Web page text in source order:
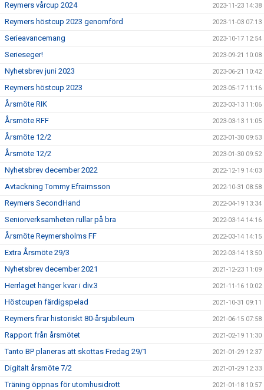
Reymers vårcup 2024 2023-11-23 14:38
Reymers höstcup 2023 genomförd 2023-11-03 07:13
Serieavancemang 2023-10-17 12:54
Serieseger! 2023-09-21 10:08
Nyhetsbrev juni 2023 2023-06-21 10:42
Reymers höstcup 2023 2023-05-17 11:16
Årsmöte RIK 2023-03-13 11:06
Årsmöte RFF 2023-03-13 11:05
Årsmöte 12/2 2023-01-30 09:53
Årsmöte 12/2 2023-01-30 09:52
Nyhetsbrev december 2022 2022-12-19 14:03
Avtackning Tommy Efraimsson 2022-10-31 08:58
Reymers SecondHand 2022-04-19 13:34
Seniorverksamheten rullar på bra 2022-03-14 14:16
Årsmöte Reymersholms FF 2022-03-14 14:15
Extra Årsmöte 29/3 2022-03-14 13:50
Nyhetsbrev december 2021 2021-12-23 11:09
Herrlaget hänger kvar i div.3 2021-11-16 10:02
Höstcupen färdigspelad 2021-10-31 09:11
Reymers firar historiskt 80-årsjubileum 2021-06-15 07:58
Rapport från årsmötet 2021-02-19 11:30
Tanto BP planeras att skottas Fredag 29/1 2021-01-29 12:37
Digitalt årsmöte 7/2 2021-01-29 12:33
Träning öppnas för utomhusidrott 2021-01-18 10:57